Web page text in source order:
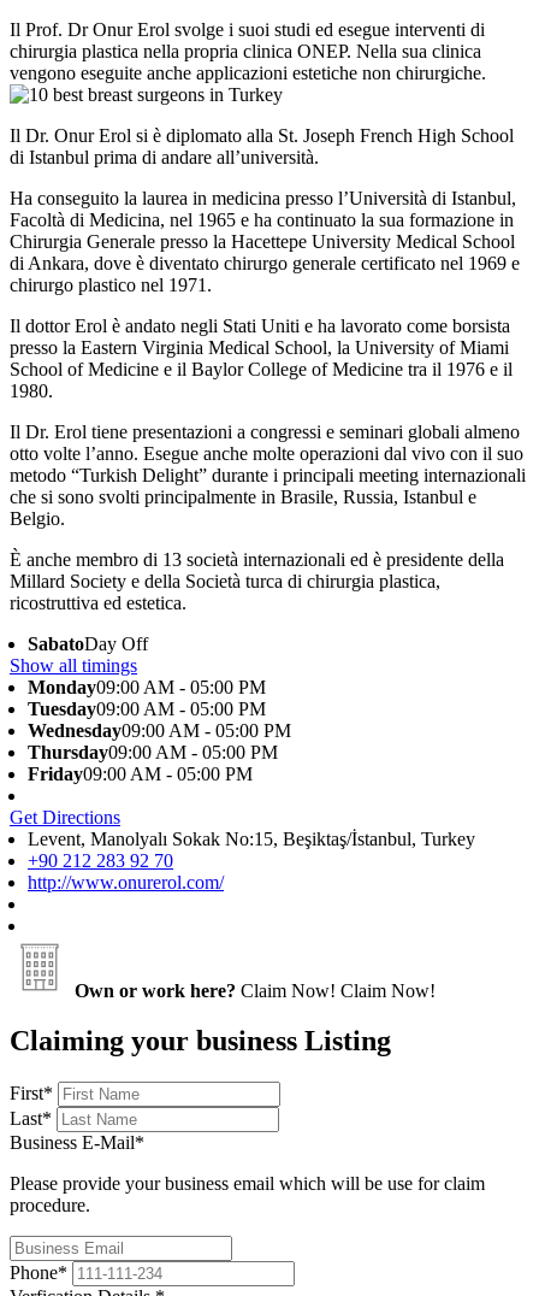
Il Prof. Dr Onur Erol svolge i suoi studi ed esegue interventi di
chirurgia plastica nella propria clinica ONEP. Nella sua clinica
vengono eseguite anche applicazioni estetiche non chirurgiche.
Il Dr. Onur Erol si è diplomato alla St. Joseph French High School
di Istanbul prima di andare all’università.
Ha conseguito la laurea in medicina presso l’Università di Istanbul,
Facoltà di Medicina, nel 1965 e ha continuato la sua formazione in
Chirurgia Generale presso la Hacettepe University Medical School
di Ankara, dove è diventato chirurgo generale certificato nel 1969 e
chirurgo plastico nel 1971.
Il dottor Erol è andato negli Stati Uniti e ha lavorato come borsista
presso la Eastern Virginia Medical School, la University of Miami
School of Medicine e il Baylor College of Medicine tra il 1976 e il
1980.
Il Dr. Erol tiene presentazioni a congressi e seminari globali almeno
otto volte l’anno. Esegue anche molte operazioni dal vivo con il suo
metodo “Turkish Delight” durante i principali meeting internazionali
che si sono svolti principalmente in Brasile, Russia, Istanbul e
Belgio.
È anche membro di 13 società internazionali ed è presidente della
Millard Society e della Società turca di chirurgia plastica,
ricostruttiva ed estetica.
SabatoDay Off
Show all timings
Monday09:00 AM - 05:00 PM
Tuesday09:00 AM - 05:00 PM
Wednesday09:00 AM - 05:00 PM
Thursday09:00 AM - 05:00 PM
Friday09:00 AM - 05:00 PM
Get Directions
Levent, Manolyalı Sokak No:15, Beşiktaş/İstanbul, Turkey
+90 212 283 92 70
http://www.onurerol.com/
Own or work here? Claim Now! Claim Now!
Claiming your business Listing
First*
Last*
Business E-Mail*
Please provide your business email which will be use for claim
procedure.
Phone*